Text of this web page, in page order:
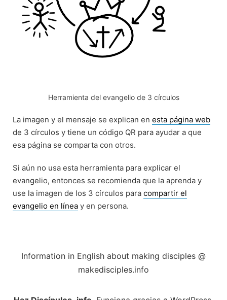
Herramienta del evangelio de 3 círculos
La imagen y el mensaje se explican en esta página web
de 3 círculos y tiene un código QR para ayudar a que
esa página se comparta con otros.
Si aún no usa esta herramienta para explicar el
evangelio, entonces se recomienda que la aprenda y
use la imagen de los 3 círculos para compartir el
evangelio en línea y en persona.
Information in English about making disciples @
makedisciples.info